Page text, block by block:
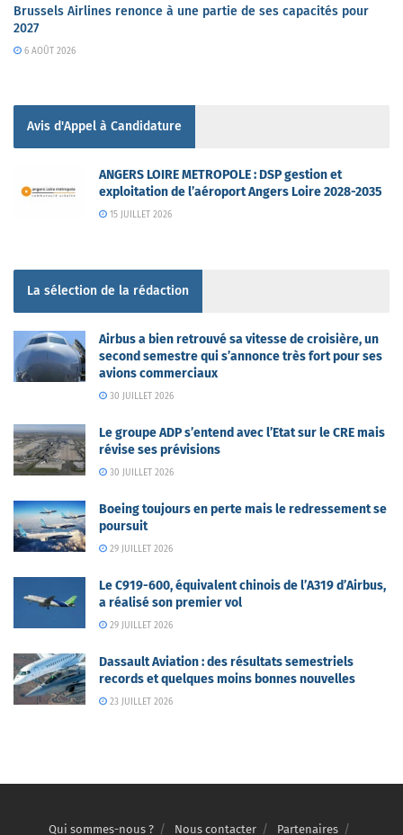
Brussels Airlines renonce à une partie de ses capacités pour
2027
6 AOÛT 2026
Avis d'Appel à Candidature
ANGERS LOIRE METROPOLE : DSP gestion et
exploitation de l’aéroport Angers Loire 2028-2035
15 JUILLET 2026
La sélection de la rédaction
Airbus a bien retrouvé sa vitesse de croisière, un
second semestre qui s’annonce très fort pour ses
avions commerciaux
30 JUILLET 2026
Le groupe ADP s’entend avec l’Etat sur le CRE mais
révise ses prévisions
30 JUILLET 2026
Boeing toujours en perte mais le redressement se
poursuit
29 JUILLET 2026
Le C919-600, équivalent chinois de l’A319 d’Airbus,
a réalisé son premier vol
29 JUILLET 2026
Dassault Aviation : des résultats semestriels
records et quelques moins bonnes nouvelles
23 JUILLET 2026
Qui sommes-nous ? Nous contacter Partenaires